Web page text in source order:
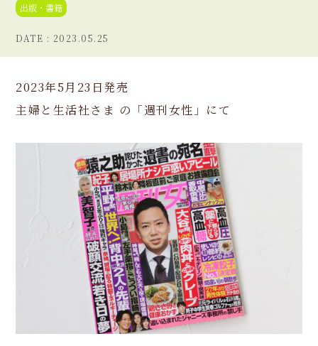
出版・書籍
2023.05.25
2023年5月23日発売
主婦と生活社さま の「週刊女性」にて